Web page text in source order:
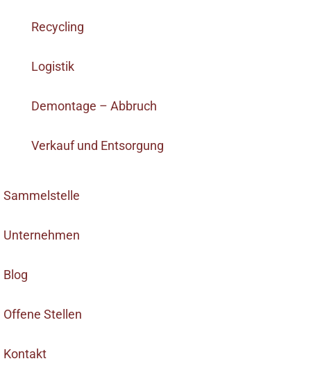
Recycling
Logistik
Demontage – Abbruch
Verkauf und Entsorgung
Sammelstelle
Unternehmen
Blog
Offene Stellen
Kontakt